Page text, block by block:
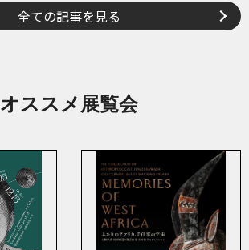
全ての記事を見る
オススメ展覧会